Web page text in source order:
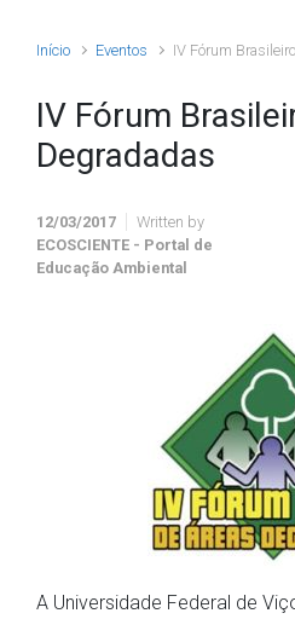
Início Eventos IV Fórum
IV Fórum
Degradadas
12/03/2017
Written by
ECOSCIENTE - Portal de
Educação Ambiental
A Universidade Federal de